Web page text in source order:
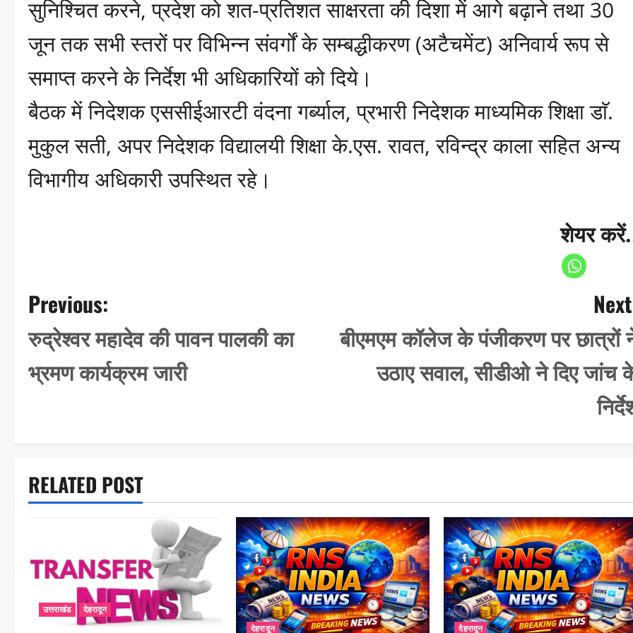
सुनिश्चित करने, प्रदेश को शत-प्रतिशत साक्षरता की दिशा में आगे बढ़ाने तथा 30
जून तक सभी स्तरों पर विभिन्न संवर्गों के सम्बद्धीकरण (अटैचमेंट) अनिवार्य रूप से
समाप्त करने के निर्देश भी अधिकारियों को दिये।
बैठक में निदेशक एससीईआरटी वंदना गर्ब्याल, प्रभारी निदेशक माध्यमिक शिक्षा डाॅ.
मुकुल सती, अपर निदेशक विद्यालयी शिक्षा के.एस. रावत, रविन्द्र काला सहित अन्य
विभागीय अधिकारी उपस्थित रहे।
शेयर
P
s
t
v
i
g
t
Previous:
रुद्रेश्वर महादेव की पावन पालकी का
भ्रमण कार्यक्रम जारी
बीएमएम कॉलेज के पंजीकरण पर छात्रों
उठाए सवाल, सीडीओ ने दिए जांच
RELATED POST
उत्तराखंड
देहरादून
देहरादून
देहरादून